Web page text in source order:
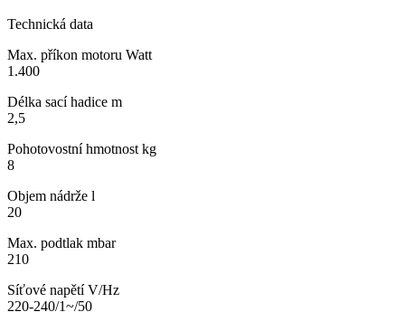
Technická data
Max. příkon motoru Watt
1.400
Délka sací hadice m
2,5
Pohotovostní hmotnost kg
8
Objem nádrže l
20
Max. podtlak mbar
210
Síťové napětí V/Hz
220-240/1~/50